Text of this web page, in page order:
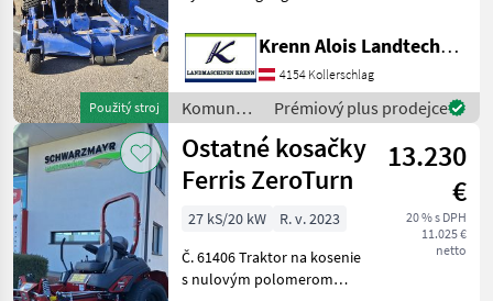
Použitý stroj
Allradantrieb, Service neu,
Komunálne stroje
Trávnikový traktor
Krenn Alois Landtechnik GmbH
4154 Kollerschlag
Komunálne
stroje /
Iseki
Prémiový plus prodejce
Ostatné kosačky
Ferris ZeroTurn
13.230
€
20 % s DPH
11.025 €
netto
27 kS/20 kW
R. v. 2023
Č. 61406 Traktor na kosenie
s nulovým polomerom